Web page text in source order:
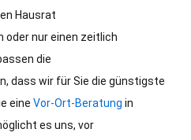
Hausrat
oder nur einen zeitlich
die
dass wir für Sie die günstigste
eine Vor-Ort-Beratung in
es uns, vor